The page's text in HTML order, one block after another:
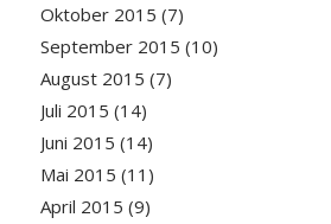
Oktober 2015 (7)
September 2015 (10)
August 2015 (7)
Juli 2015 (14)
Juni 2015 (14)
Mai 2015 (11)
April 2015 (9)